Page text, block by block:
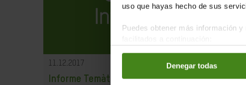
uso que hayas hecho de sus
Puedes obtener más información
Denegar todas
11.12.2017
Informe Temàtic sobre el treball en